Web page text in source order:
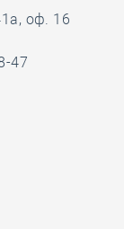
оф. 16
47